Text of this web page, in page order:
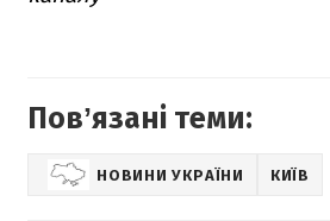
Повʼязані теми:
НОВИНИ УКРАЇНИ КИЇВ